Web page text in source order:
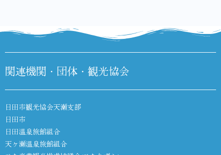
関連機関・団体・観光協会
日田市観光協会天瀬支部
日田市
日田温泉旅館組合
天ヶ瀬温泉旅館組合